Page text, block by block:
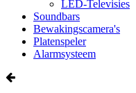
LED-Televisies
Soundbars
Bewakingscamera's
Platenspeler
Alarmsysteem